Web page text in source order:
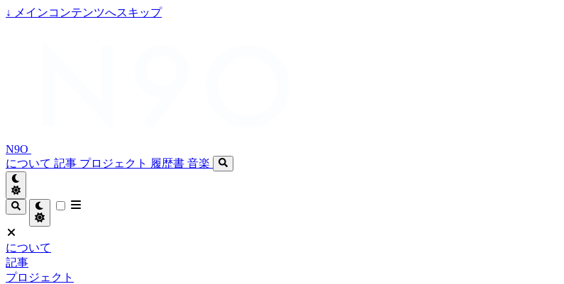
↓ メインコンテンツへスキップ
N9O
について 記事 プロジェクト 履歴書 音楽
について
記事
プロジェクト